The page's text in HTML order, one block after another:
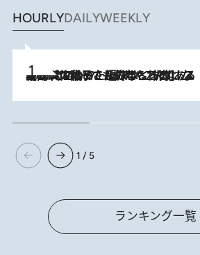
HOURLYDAILYWEEKLY
2026.8.5
【阿川佐和子さんの年とる力】なぜ70代で始めた趣味は“こんなに楽しい”のか？ ピアノ、俳句…スランプに陥っても続けられる“ある秘訣”とは
1 / 5
ランキング一覧